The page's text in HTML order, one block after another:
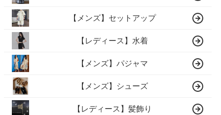
【メンズ】セットアップ
【レディース】水着
【メンズ】パジャマ
【メンズ】シューズ
【レディース】髪飾り